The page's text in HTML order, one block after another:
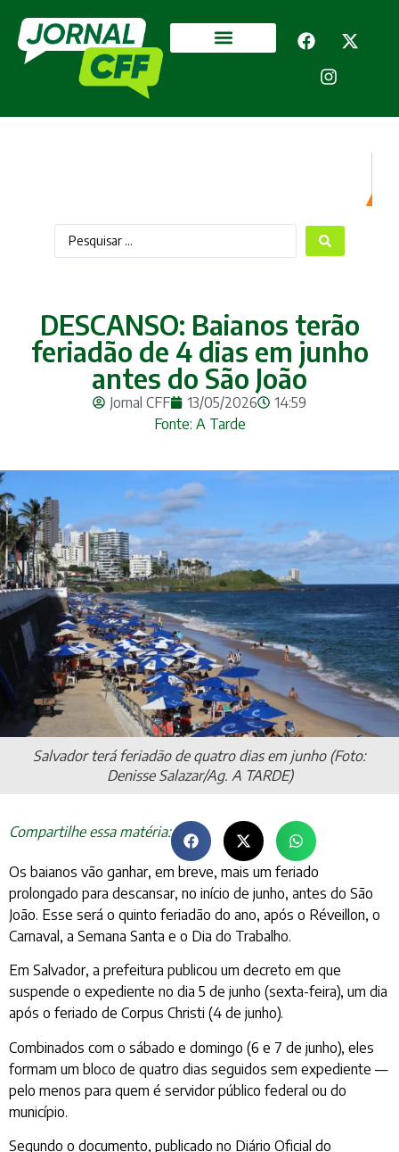
DESCANSO: Baianos terão
feriadão de 4 dias em junho
antes do São João
Jornal CFF 13/05/2026
14:59
Fonte: A Tarde
Salvador terá feriadão de quatro dias em junho (Foto:
Denisse Salazar/Ag. A TARDE)
Compartilhe essa matéria:
Os baianos vão ganhar, em breve, mais um feriado
prolongado para descansar, no início de junho, antes do São
João. Esse será o quinto feriadão do ano, após o Réveillon, o
Carnaval, a Semana Santa e o Dia do Trabalho.
Em Salvador, a prefeitura publicou um decreto em que
suspende o expediente no dia 5 de junho (sexta-feira), um dia
após o feriado de Corpus Christi (4 de junho).
Combinados com o sábado e domingo (6 e 7 de junho), eles
formam um bloco de quatro dias seguidos sem expediente —
pelo menos para quem é servidor público federal ou do
município.
Segundo o documento, publicado no Diário Oficial do